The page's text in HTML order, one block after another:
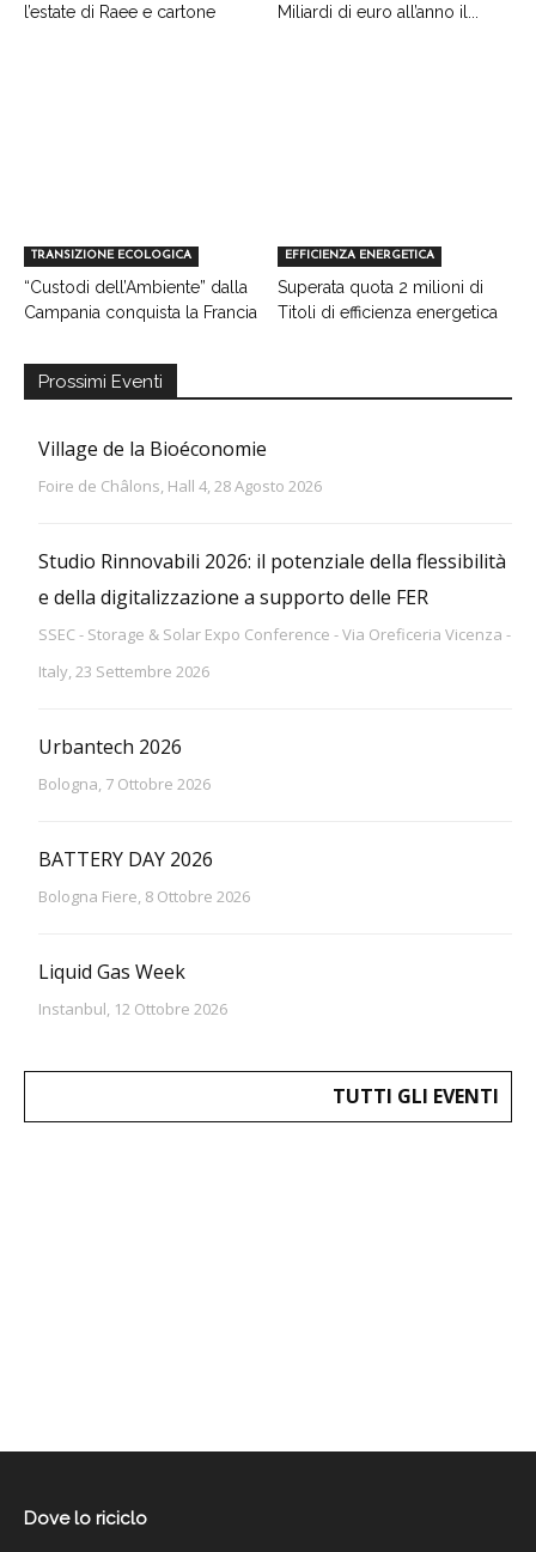
l’estate di Raee e cartone
Miliardi di euro all’anno il...
TRANSIZIONE ECOLOGICA
“Custodi dell’Ambiente” dalla
Campania conquista la Francia
EFFICIENZA ENERGETICA
Superata quota 2 milioni di
Titoli di efficienza energetica
Prossimi Eventi
Village de la Bioéconomie
Foire de Châlons, Hall 4, 28 Agosto 2026
Studio Rinnovabili 2026: il potenziale della flessibilità
e della digitalizzazione a supporto delle FER
SSEC - Storage & Solar Expo Conference - Via Oreficeria Vicenza -
Italy, 23 Settembre 2026
Urbantech 2026
Bologna, 7 Ottobre 2026
BATTERY DAY 2026
Bologna Fiere, 8 Ottobre 2026
Liquid Gas Week
Instanbul, 12 Ottobre 2026
TUTTI GLI EVENTI
Dove lo riciclo